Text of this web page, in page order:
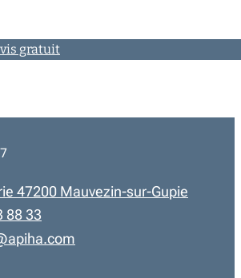
gratuit
47200 Mauvezin-sur-Gupie
88 33